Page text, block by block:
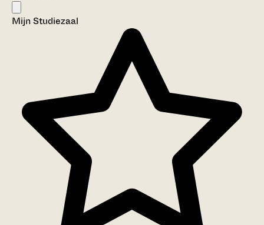
Mijn Studiezaal